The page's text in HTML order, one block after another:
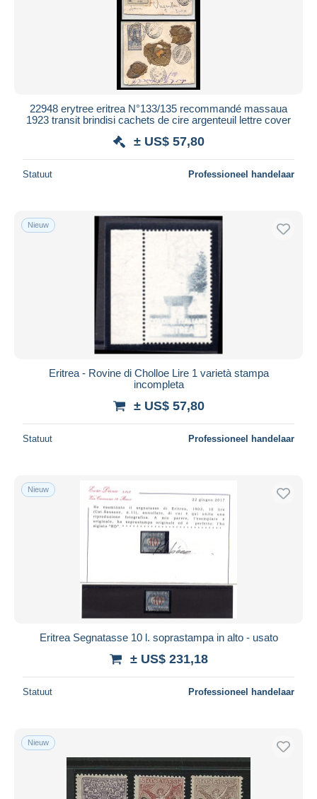
22948 erytree eritrea N°133/135 recommandé massaua
1923 transit brindisi cachets de cire argenteuil lettre cover
± US$ 57,80
Statuut Professioneel handelaar
Nieuw
Eritrea - Rovine di Cholloe Lire 1 varietà stampa
incompleta
± US$ 57,80
Statuut Professioneel handelaar
Nieuw
Eritrea Segnatasse 10 l. soprastampa in alto - usato
± US$ 231,18
Statuut Professioneel handelaar
Nieuw